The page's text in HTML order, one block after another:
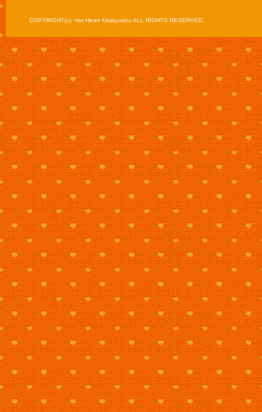
COPYRIGHT(c)- Hot Heart Kitakyushu ALL RIGHTS RESERVED.